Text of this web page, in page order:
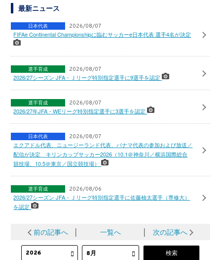
最新ニュース
日本代表 2026/08/07
FIFAe Continental Championshipに臨むサッカーe日本代表 選手4名が決定
選手育成 2026/08/07
2026/27シーズン JFA・Ｊリーグ特別指定選手に9選手を認定
選手育成 2026/08/07
2026/27年JFA・WEリーグ特別指定選手に3選手を認定
日本代表 2026/08/07
エクアドル代表、ニュージーランド代表、パナマ代表の参加および放送／
配信が決定 キリンカップサッカー2026（10.1＠神奈川／横浜国際総合
競技場、10.5＠東京／国立競技場）
選手育成 2026/08/06
2026/27シーズン JFA・Ｊリーグ特別指定選手に佐藤柚太選手（専修大）
を認定
前の記事へ 一覧へ 次の記事へ